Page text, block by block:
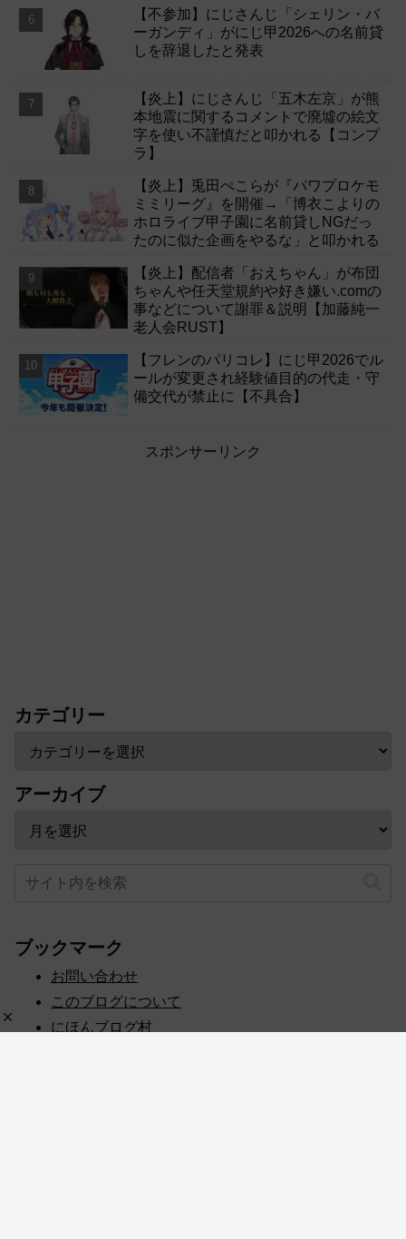
【不参加】にじさんじ「シェリン・バ
ーガンディ」がにじ甲2026への名前貸
しを辞退したと発表
【炎上】にじさんじ「五木左京」が熊
本地震に関するコメントで廃墟の絵文
字を使い不謹慎だと叩かれる【コンプ
ラ】
【炎上】兎田ぺこらが『パワプロケモ
ミミリーグ』を開催→「博衣こよりの
ホロライブ甲子園に名前貸しNGだっ
たのに似た企画をやるな」と叩かれる
【炎上】配信者「おえちゃん」が布団
ちゃんや任天堂規約や好き嫌い.comの
事などについて謝罪＆説明【加藤純一
老人会RUST】
【フレンのパリコレ】にじ甲2026でル
ールが変更され経験値目的の代走・守
備交代が禁止に【不具合】
スポンサーリンク
カテゴリー
アーカイブ
ブックマーク
お問い合わせ
このブログについて
にほんブログ村